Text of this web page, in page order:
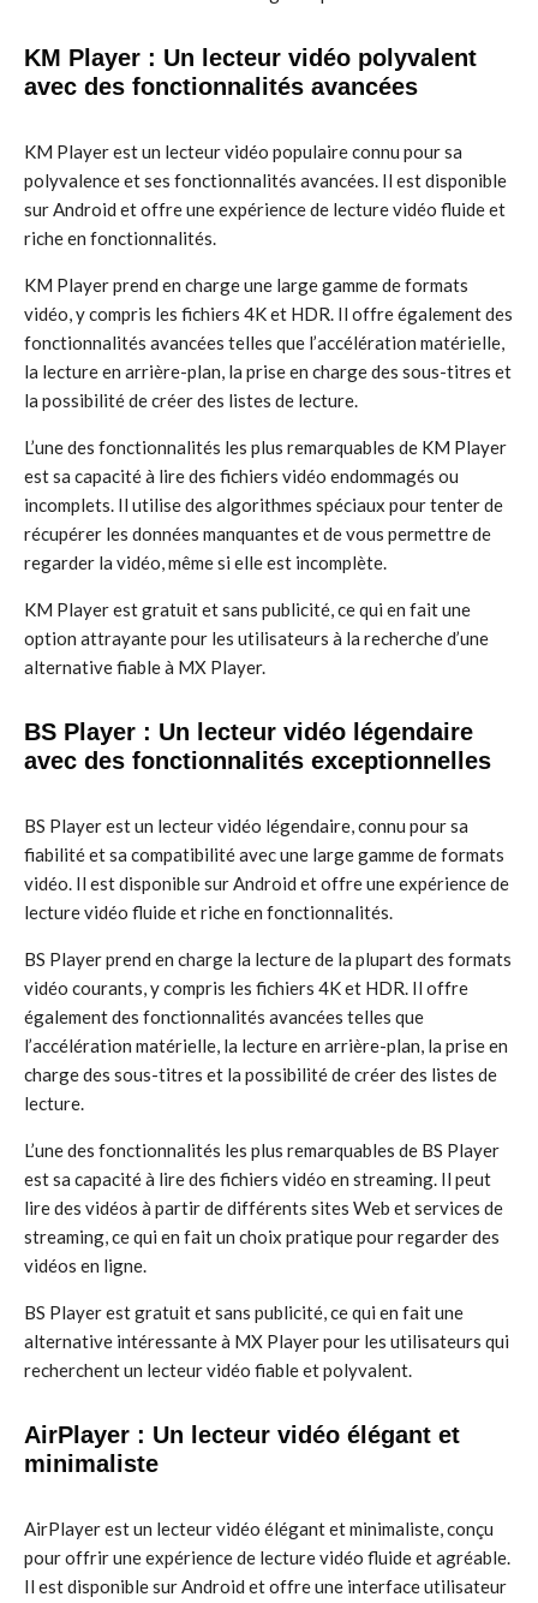
KM Player : Un lecteur vidéo polyvalent
avec des fonctionnalités avancées
KM Player est un lecteur vidéo populaire connu pour sa
polyvalence et ses fonctionnalités avancées. Il est disponible
sur Android et offre une expérience de lecture vidéo fluide et
riche en fonctionnalités.
KM Player prend en charge une large gamme de formats
vidéo, y compris les fichiers 4K et HDR. Il offre également des
fonctionnalités avancées telles que l’accélération matérielle,
la lecture en arrière-plan, la prise en charge des sous-titres et
la possibilité de créer des listes de lecture.
L’une des fonctionnalités les plus remarquables de KM Player
est sa capacité à lire des fichiers vidéo endommagés ou
incomplets. Il utilise des algorithmes spéciaux pour tenter de
récupérer les données manquantes et de vous permettre de
regarder la vidéo, même si elle est incomplète.
KM Player est gratuit et sans publicité, ce qui en fait une
option attrayante pour les utilisateurs à la recherche d’une
alternative fiable à MX Player.
BS Player : Un lecteur vidéo légendaire
avec des fonctionnalités exceptionnelles
BS Player est un lecteur vidéo légendaire, connu pour sa
fiabilité et sa compatibilité avec une large gamme de formats
vidéo. Il est disponible sur Android et offre une expérience de
lecture vidéo fluide et riche en fonctionnalités.
BS Player prend en charge la lecture de la plupart des formats
vidéo courants, y compris les fichiers 4K et HDR. Il offre
également des fonctionnalités avancées telles que
l’accélération matérielle, la lecture en arrière-plan, la prise en
charge des sous-titres et la possibilité de créer des listes de
lecture.
L’une des fonctionnalités les plus remarquables de BS Player
est sa capacité à lire des fichiers vidéo en streaming. Il peut
lire des vidéos à partir de différents sites Web et services de
streaming, ce qui en fait un choix pratique pour regarder des
vidéos en ligne.
BS Player est gratuit et sans publicité, ce qui en fait une
alternative intéressante à MX Player pour les utilisateurs qui
recherchent un lecteur vidéo fiable et polyvalent.
AirPlayer : Un lecteur vidéo élégant et
minimaliste
AirPlayer est un lecteur vidéo élégant et minimaliste, conçu
pour offrir une expérience de lecture vidéo fluide et agréable.
Il est disponible sur Android et offre une interface utilisateur